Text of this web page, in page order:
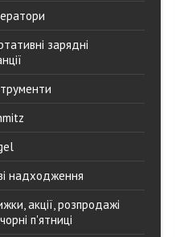
зарядні
надходження
акції, розпродажі
п'ятниці